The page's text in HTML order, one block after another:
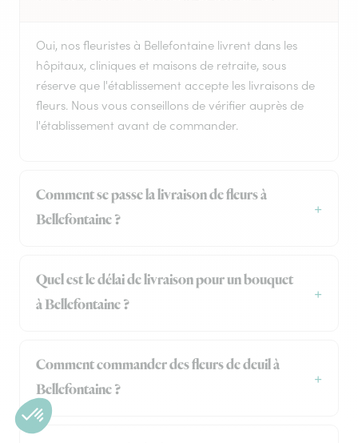
Oui, nos fleuristes à Bellefontaine livrent dans les
hôpitaux, cliniques et maisons de retraite, sous
réserve que l'établissement accepte les livraisons de
fleurs. Nous vous conseillons de vérifier auprès de
l'établissement avant de commander.
Comment se passe la livraison de fleurs à
Bellefontaine ?
Quel est le délai de livraison pour un bouquet
à Bellefontaine ?
Comment commander des fleurs de deuil à
Bellefontaine ?